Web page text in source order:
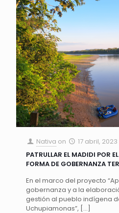
Nativa on
17 abril, 2023
PATRULLAR EL MADIDI POR
FORMA DE GOBERNANZA
En el marco del proyecto
gobernanza y a la
gestión al pueblo indígena
Uchupiamonas”, […]